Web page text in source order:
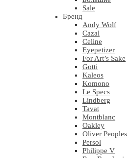
Sale
Бренд
Andy Wolf
Cazal
Celine
Eyepetizer
For Art’s Sake
Gotti
Kaleos
Komono
Le Specs
Lindberg
Tavat
Montblanc
Oakley
Oliver Peoples
Persol
Philippe V